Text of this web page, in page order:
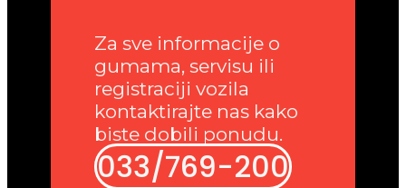
Za sve informacije o
gumama, servisu ili
registraciji vozila
kontaktirajte nas kako
biste dobili ponudu.
033/769-200